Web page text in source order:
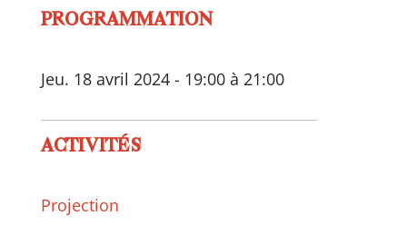
PROGRAMMATION
Jeu. 18 avril 2024 - 19:00 à 21:00
ACTIVITÉS
Projection